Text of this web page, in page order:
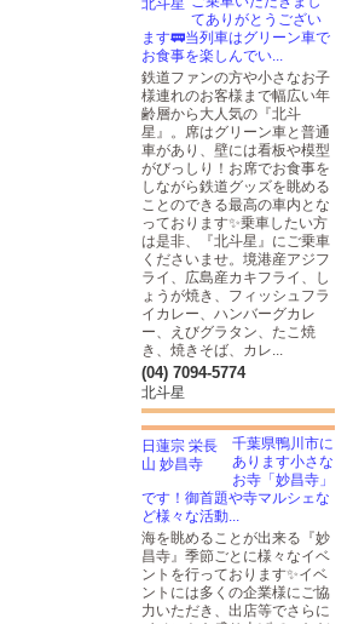
てありがとうござい
ます🚃当列車はグリーン車で
お食事を楽しんでい...
鉄道ファンの方や小さなお子
様連れのお客様まで幅広い年
齢層から大人気の『北斗
星』。席はグリーン車と普通
車があり、壁には看板や模型
がびっしり！お席でお食事を
しながら鉄道グッズを眺める
ことのできる最高の車内とな
っております✨乗車したい方
は是非、『北斗星』にご乗車
くださいませ。境港産アジフ
ライ、広島産カキフライ、し
ょうが焼き、フィッシュフラ
イカレー、ハンバーグカレ
ー、えびグラタン、たこ焼
き、焼きそば、カレ...
(04) 7094-5774
北斗星
千葉県鴨川市に
あります小さな
お寺「妙昌寺」
です！御首題や寺マルシェな
ど様々な活動...
海を眺めることが出来る『妙
昌寺』季節ごとに様々なイベ
ントを行っております✨イベ
ントには多くの企業様にご協
力いただき、出店等でさらに